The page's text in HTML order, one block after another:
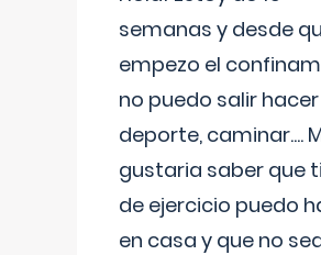
semanas y desde
empezo el
no puedo salir hacer
deporte, caminar....
gustaria saber que
de ejercicio puedo
en casa y que no